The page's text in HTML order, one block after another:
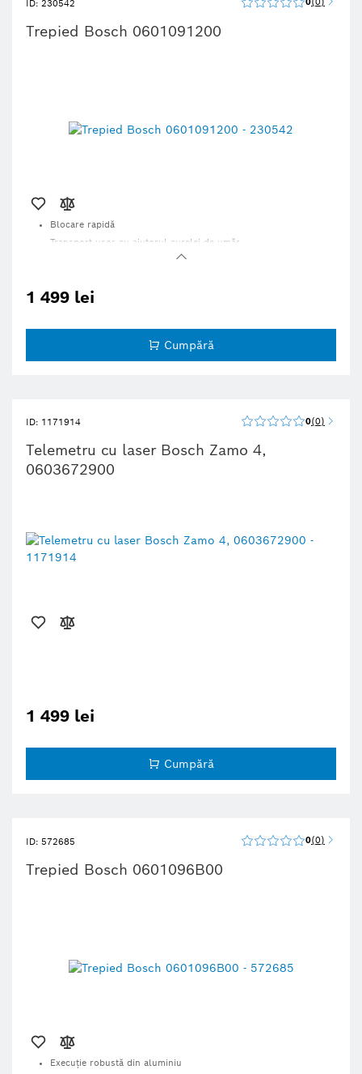
ID: 230542
Trepied Bosch 0601091200
Blocare rapidă
Transport uşor cu ajutorul curelei de umăr
Stabilitate ridicată pe orice teren
1 499 lei
Cumpără
ID: 1171914 0 0
Telemetru cu laser Bosch Zamo 4,
0603672900
1 499 lei
Cumpără
ID: 572685 0 0
Trepied Bosch 0601096B00
Execuţie robustă din aluminiu